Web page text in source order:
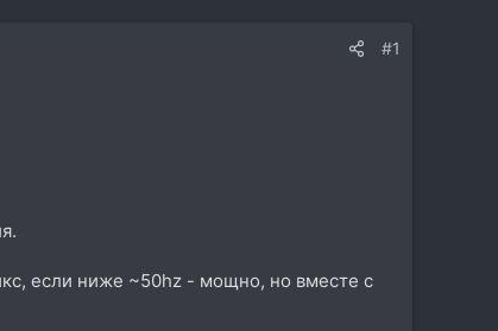
#1
если ниже ~50hz - мощно, но вместе с